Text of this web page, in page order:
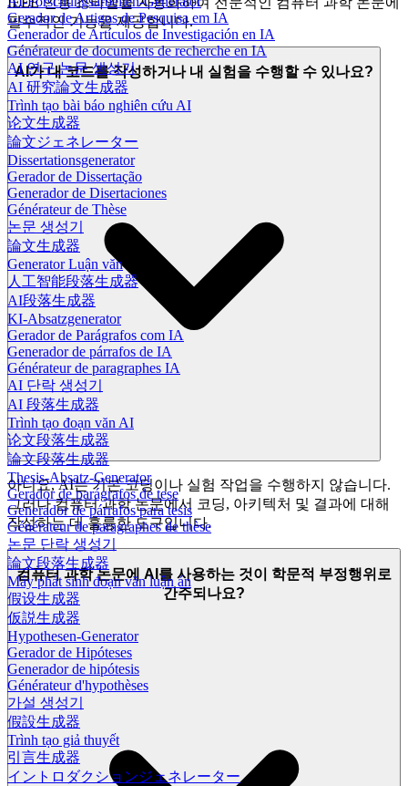
Gerador de Artigos de Pesquisa em IA
Generador de Artículos de Investigación en IA
Générateur de documents de recherche en IA
AI 연구 논문 생성기
AI 研究論文生成器
Trình tạo bài báo nghiên cứu AI
论文生成器
論文ジェネレーター
Dissertationsgenerator
Gerador de Dissertação
Generador de Disertaciones
Générateur de Thèse
논문 생성기
論文生成器
Generator Luận văn
人工智能段落生成器
AI段落生成器
KI-Absatzgenerator
Gerador de Parágrafos com IA
Generador de párrafos de IA
Générateur de paragraphes IA
AI 단락 생성기
AI 段落生成器
Trình tạo đoạn văn AI
论文段落生成器
論文段落生成器
Thesis-Absatz-Generator
Gerador de parágrafos de tese
Generador de párrafos para tesis
Générateur de paragraphes de thèse
논문 단락 생성기
論文段落生成器
Máy phát sinh đoạn văn luận án
假设生成器
仮説生成器
Hypothesen-Generator
Gerador de Hipóteses
Generador de hipótesis
Générateur d'hypothèses
가설 생성기
假設生成器
Trình tạo giả thuyết
引言生成器
イントロダクションジェネレーター
필수적인 기능을 제공합니다.
AI가 내 코드를 작성하거나 내 실험을 수행할 수 있나요?
아니요, AI는 기본 코딩이나 실험 작업을 수행하지 않습니다.
그러나 컴퓨터 과학 논문에서 코딩, 아키텍처 및 결과에 대해
작성하는 데 훌륭한 도구입니다.
컴퓨터 과학 논문에 AI를 사용하는 것이 학문적 부정행위로
간주되나요?